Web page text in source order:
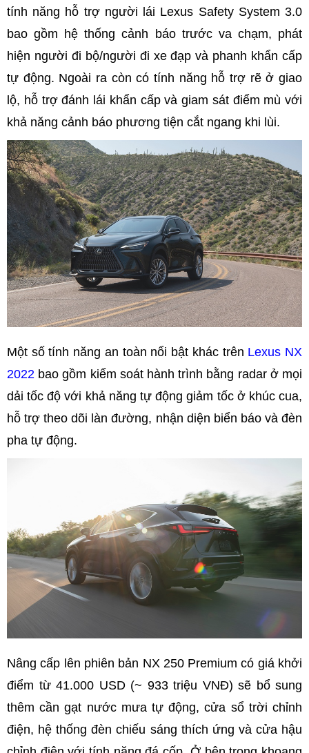
tính năng hỗ trợ người lái Lexus Safety System 3.0
bao gồm hệ thống cảnh báo trước va chạm, phát
hiện người đi bộ/người đi xe đạp và phanh khẩn cấp
tự động. Ngoài ra còn có tính năng hỗ trợ rẽ ở giao
lộ, hỗ trợ đánh lái khẩn cấp và giam sát điểm mù với
khả năng cảnh báo phương tiện cắt ngang khi lùi.
Một số tính năng an toàn nổi bật khác trên Lexus NX
2022 bao gồm kiểm soát hành trình bằng radar ở mọi
dải tốc độ với khả năng tự động giảm tốc ở khúc cua,
hỗ trợ theo dõi làn đường, nhận diện biển báo và đèn
pha tự động.
Nâng cấp lên phiên bản NX 250 Premium có giá khởi
điểm từ 41.000 USD (~ 933 triệu VNĐ) sẽ bổ sung
thêm cần gạt nước mưa tự động, cửa sổ trời chỉnh
điện, hệ thống đèn chiếu sáng thích ứng và cửa hậu